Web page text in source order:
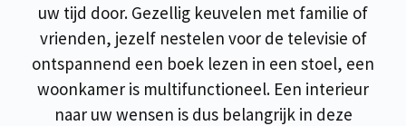
uw tijd door. Gezellig keuvelen met familie of
vrienden, jezelf nestelen voor de televisie of
ontspannend een boek lezen in een stoel, een
woonkamer is multifunctioneel. Een interieur
naar uw wensen is dus belangrijk in deze